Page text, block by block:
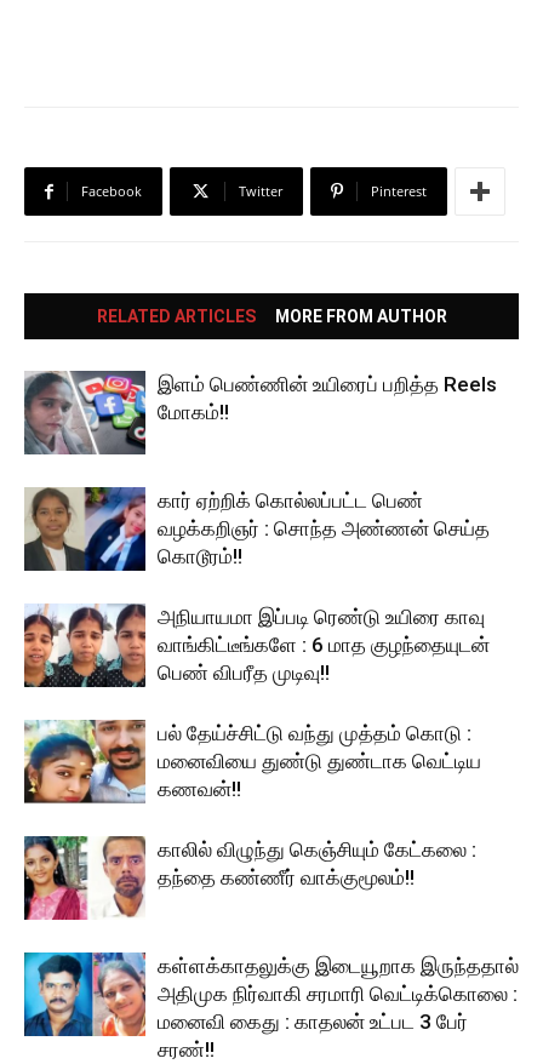
Facebook Twitter Pinterest
RELATED ARTICLES MORE FROM AUTHOR
இளம் பெண்ணின் உயிரைப் பறித்த Reels
மோகம்!!
கார் ஏற்றிக் கொல்லப்பட்ட பெண்
வழக்கறிஞர் : சொந்த அண்ணன் செய்த
கொடூரம்!!
அநியாயமா இப்படி ரெண்டு உயிரை காவு
வாங்கிட்டீங்களே : 6 மாத குழந்தையுடன்
பெண் விபரீத முடிவு!!
பல் தேய்ச்சிட்டு வந்து முத்தம் கொடு :
மனைவியை துண்டு துண்டாக வெட்டிய
கணவன்!!
காலில் விழுந்து கெஞ்சியும் கேட்கலை :
தந்தை கண்ணீர் வாக்குமூலம்!!
கள்ளக்காதலுக்கு இடையூறாக இருந்ததால்
அதிமுக நிர்வாகி சரமாரி வெட்டிக்கொலை :
மனைவி கைது : காதலன் உட்பட 3 பேர்
சரண்!!